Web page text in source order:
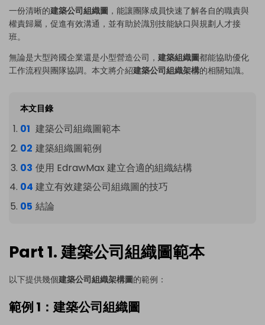
一份清晰的建築公司組織圖 ，能讓團隊成員快速了解各自的職責與
權責歸屬，促進有效溝通，並有助於識別技能缺口與規劃人才接
班。
無論是大型跨國企業還是小型營造公司，建築組織圖都能協助優化
工作流程與團隊協調。本文將介紹建築公司組織架構的相關知識。
本文目錄
建築公司組織圖範本
建築組織圖範例
使用 EdrawMax 建立合適的組織結構
建立有效建築公司組織圖的技巧
結論
Part 1. 建築公司組織圖範本
以下提供幾個建築公司組織架構圖的範例：
範例 1：建築公司組織圖